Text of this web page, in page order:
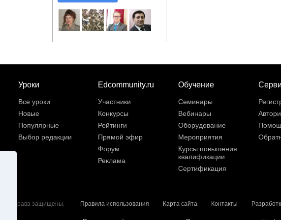
Уроки
Все уроки
Новые
Популярные
Выбор редакции
Edcommunity.ru
Участники
Конкурсы
Рейтинги
Прямой эфир
Форум
Реклама
Обучение
Семинары
Вебинары
Оборудование
Мероприятия
Курсы повышения
квалификации
Сертификация
Все права защищены. Правила использования Карта сайта Контакты